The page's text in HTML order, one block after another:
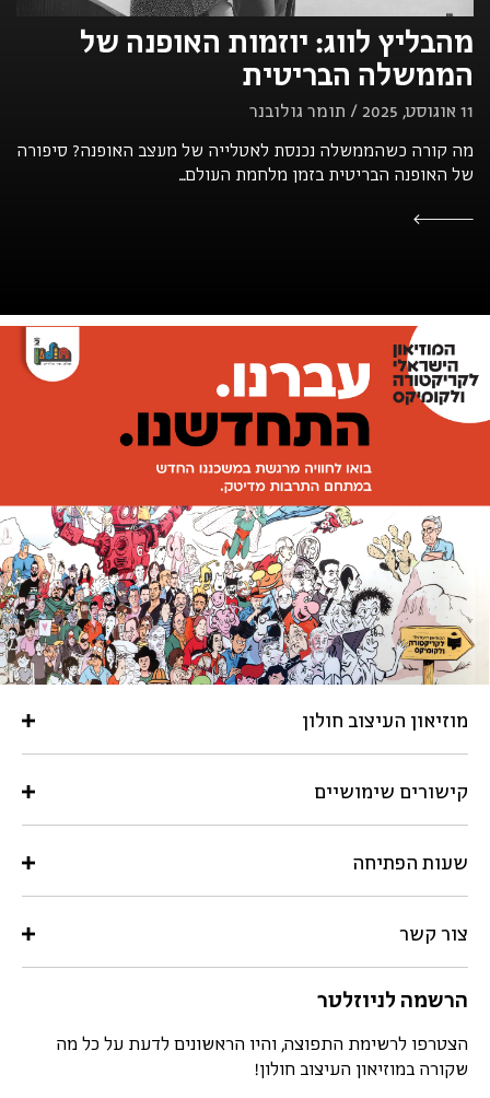
מהבליץ לווג: יוזמות האופנה של
הממשלה הבריטית
11 אוגוסט, 2025 / תומר גולובנר
מה קורה כשהממשלה נכנסת לאטלייה של מעצב האופנה? סיפורה
של האופנה הבריטית בזמן מלחמת העולם...
מוזיאון העיצוב חולון
קישורים שימושיים
שעות הפתיחה
צור קשר
הרשמה לניוזלטר
הצטרפו לרשימת התפוצה, והיו הראשונים לדעת על כל מה
שקורה במוזיאון העיצוב חולון!